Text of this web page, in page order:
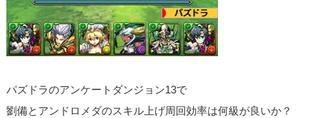
パズドラのアンケートダンジョン13で
劉備とアンドロメダのスキル上げ周回効率は何級が良いか？